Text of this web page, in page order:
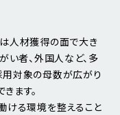
人材獲得の面で大き
い者、外国人など、多
用対象の母数が広がり
ます。
ける環境を整えること